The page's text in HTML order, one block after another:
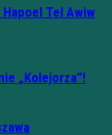
Tel Awiw
„Kolejorza”!